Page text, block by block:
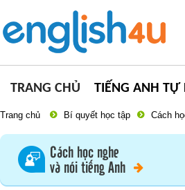
TRANG CHỦ TIẾNG ANH TỰ
Trang chủ Bí quyết học tập Cách
Cách học nghe
và nói tiếng Anh